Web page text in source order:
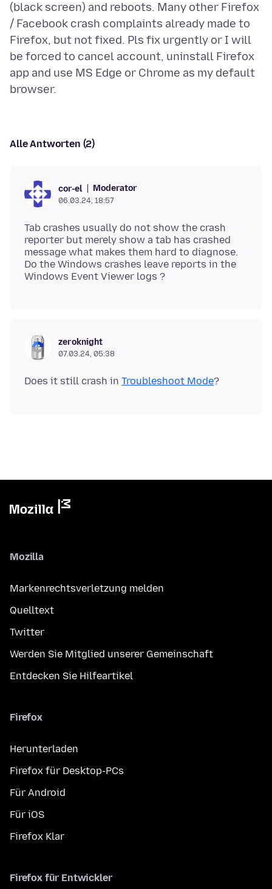
(black screen) and reboots. Many other Firefox
/ Facebook crash complaints already made to
Firefox, but not fixed. Pls fix urgently or I will
be forced to cancel account, uninstall Firefox
app and use MS Edge or Chrome as my default
Alle Antworten (2)
cor-el Moderator
06.03.24, 18:57
Tab crashes usually do not show the crash
reporter but merely show a tab has crashed
message what makes them hard to diagnose.
Do the Windows crashes leave reports in the
zeroknight
07.03.24, 05:38
Does it still crash in Troubleshoot Mode
Mozilla
Markenrechtsverletzung melden
Quelltext
Twitter
Werden Sie Mitglied unserer Gemeinschaft
Entdecken Sie Hilfeartikel
Firefox
Herunterladen
Firefox für Desktop-PCs
Für Android
Für iOS
Firefox Klar
Firefox für Entwickler